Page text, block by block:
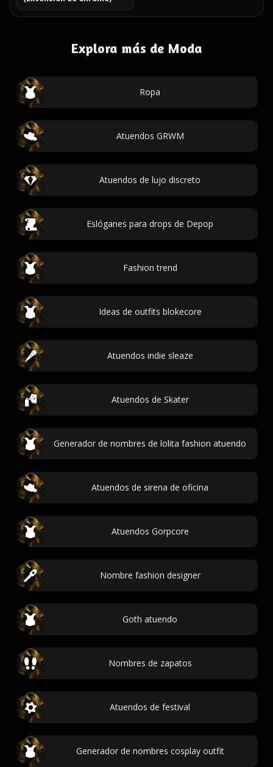
Explora más de Moda
Ropa
Atuendos GRWM
Atuendos de lujo discreto
Eslóganes para drops de Depop
Fashion trend
Ideas de outfits blokecore
Atuendos indie sleaze
Atuendos de Skater
Generador de nombres de lolita fashion atuendo
Atuendos de sirena de oficina
Atuendos Gorpcore
Nombre fashion designer
Goth atuendo
Nombres de zapatos
Atuendos de festival
Generador de nombres cosplay outfit